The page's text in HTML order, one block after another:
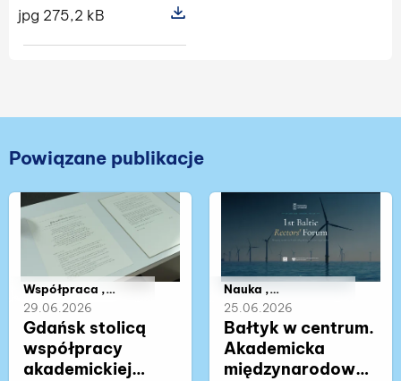
jpg 275,2 kB
Powiązane publikacje
Należy do kategorii:
Współpraca ,
Nauka , Życie
akademickie
29.06.2026
Gdańsk stolicą
współpracy
akademickiej
Należy do kategorii:
Nauka ,
Współpraca ,
Życie akademickie
25.06.2026
Bałtyk w centrum.
Akademicka
międzynarodowa